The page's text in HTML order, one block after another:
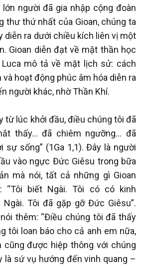
người đã gia nhập cộng đoàn
thư thứ nhất của Gioan, chúng ta
diễn ra dưới chiều kích liên vị một
Gioan diễn đạt về mặt thần học
mô tả về mặt lịch sử: cách
hoạt động phúc âm hóa diễn ra
người khác, nhờ Thần Khí.
từ lúc khởi đầu, điều chúng tôi đã
thấy… đã chiêm ngưỡng… đã
sự sống” (1Ga 1,1). Đây là người
vào ngực Đức Giêsu trong bữa
mà nói, tất cả những gì Gioan
“Tôi biết Ngài. Tôi có có kinh
Tôi đã gặp gỡ Đức Giêsu”.
thêm: “Điều chúng tôi đã thấy
tôi loan báo cho cả anh em nữa,
cũng được hiệp thông với chúng
là sứ vụ hướng đến vinh quang –